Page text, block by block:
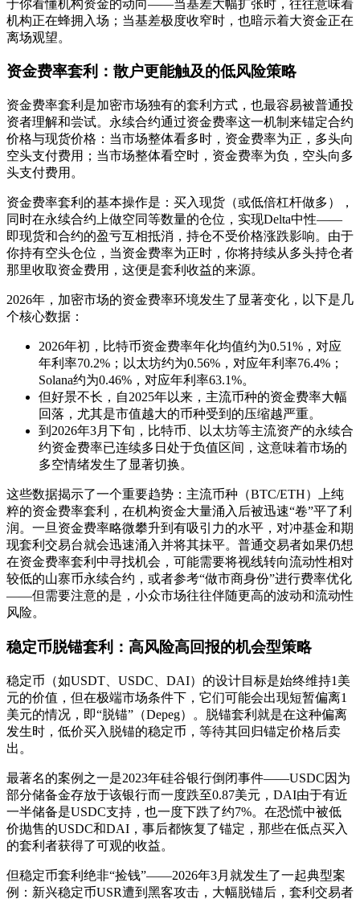
于你看懂机构资金的动向——当基差大幅扩张时，往往意味着
机构正在蜂拥入场；当基差极度收窄时，也暗示着大资金正在
离场观望。
资金费率套利：散户更能触及的低风险策略
资金费率套利是加密市场独有的套利方式，也最容易被普通投
资者理解和尝试。永续合约通过资金费率这一机制来锚定合约
价格与现货价格：当市场整体看多时，资金费率为正，多头向
空头支付费用；当市场整体看空时，资金费率为负，空头向多
头支付费用。
资金费率套利的基本操作是：买入现货（或低倍杠杆做多），
同时在永续合约上做空同等数量的仓位，实现Delta中性——
即现货和合约的盈亏互相抵消，持仓不受价格涨跌影响。由于
你持有空头仓位，当资金费率为正时，你将持续从多头持仓者
那里收取资金费用，这便是套利收益的来源。
2026年，加密市场的资金费率环境发生了显著变化，以下是几
个核心数据：
2026年初，比特币资金费率年化均值约为0.51%，对应
年利率70.2%；以太坊约为0.56%，对应年利率76.4%；
Solana约为0.46%，对应年利率63.1%。
但好景不长，自2025年以来，主流币种的资金费率大幅
回落，尤其是市值越大的币种受到的压缩越严重。
到2026年3月下旬，比特币、以太坊等主流资产的永续合
约资金费率已连续多日处于负值区间，这意味着市场的
多空情绪发生了显著切换。
这些数据揭示了一个重要趋势：主流币种（BTC/ETH）上纯
粹的资金费率套利，在机构资金大量涌入后被迅速“卷”平了利
润。一旦资金费率略微攀升到有吸引力的水平，对冲基金和期
现套利交易台就会迅速涌入并将其抹平。普通交易者如果仍想
在资金费率套利中寻找机会，可能需要将视线转向流动性相对
较低的山寨币永续合约，或者参考“做市商身份”进行费率优化
——但需要注意的是，小众市场往往伴随更高的波动和流动性
风险。
稳定币脱锚套利：高风险高回报的机会型策略
稳定币（如USDT、USDC、DAI）的设计目标是始终维持1美
元的价值，但在极端市场条件下，它们可能会出现短暂偏离1
美元的情况，即“脱锚”（Depeg）。脱锚套利就是在这种偏离
发生时，低价买入脱锚的稳定币，等待其回归锚定价格后卖
出。
最著名的案例之一是2023年硅谷银行倒闭事件——USDC因为
部分储备金存放于该银行而一度跌至0.87美元，DAI由于有近
一半储备是USDC支持，也一度下跌了约7%。在恐慌中被低
价抛售的USDC和DAI，事后都恢复了锚定，那些在低点买入
的套利者获得了可观的收益。
但稳定币套利绝非“捡钱”——2026年3月就发生了一起典型案
例：新兴稳定币USR遭到黑客攻击，大幅脱锚后，套利交易者